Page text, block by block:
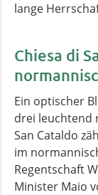
lange
Chiesa di
Ein optischer
drei leuchtend
San Cataldo
im
Regentschaft
Minister Maio